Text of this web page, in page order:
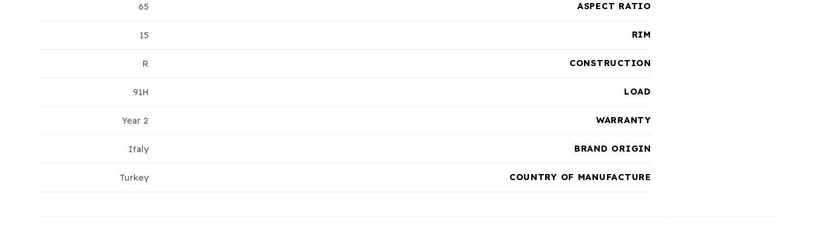
ASPECT RATIO
65
RIM
15
CONSTRUCTION
R
LOAD
91H
WARRANTY
2 Year
BRAND ORIGIN
Italy
COUNTRY OF MANUFACTURE
Turkey